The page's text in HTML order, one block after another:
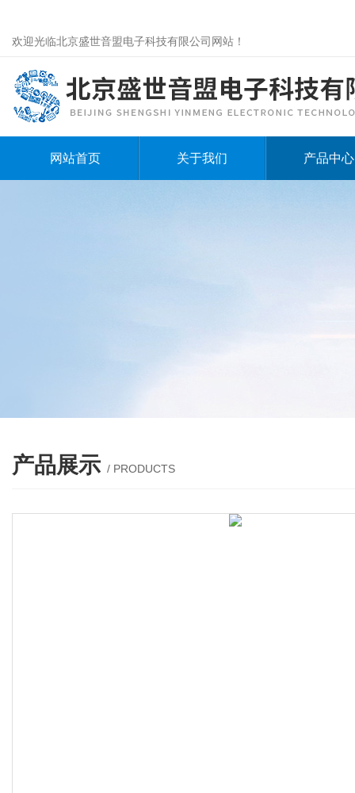
欢迎光临北京盛世音盟电子科技有限公司网站！
网站首页 关于我们 产品中心
产品展示 / PRODUCTS